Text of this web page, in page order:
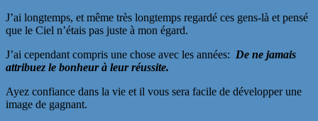
J’ai longtemps, et même très longtemps regardé ces gens-là et pensé
que le Ciel n’étais pas juste à mon égard.
J’ai cependant compris une chose avec les années: De ne jamais
attribuez le bonheur à leur réussite.
Ayez confiance dans la vie et il vous sera facile de développer une
image de gagnant.